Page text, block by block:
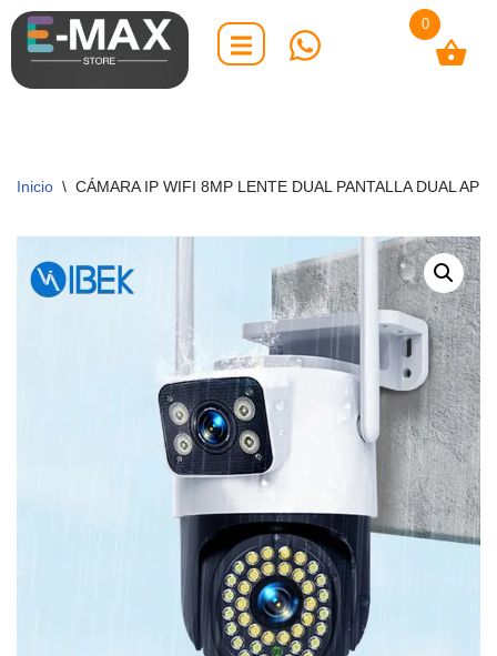
Saltar
al
Inicio \ CÁMARA IP WIFI 8MP LENTE DUAL PANTALLA DUAL APP
0